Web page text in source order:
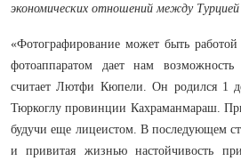
экономических отношений между
«Фотографирование может быть
фотоаппаратом дает нам
считает Лютфи Кюпели. Он родился 1
Тюркоглу провинции Кахраманмараш.
будучи еще лицеистом. В последующем
и привитая жизнью настойчивость